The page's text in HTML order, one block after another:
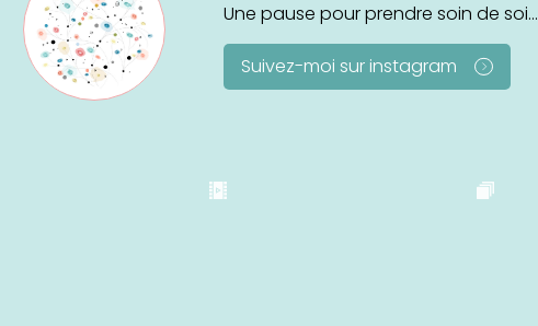
Une pause pour prendre soin de soi...
Suivez-moi sur instagram